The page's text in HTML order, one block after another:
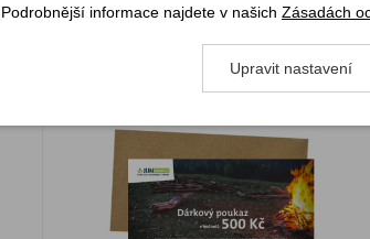
Dárkový @ poukaz 500 Kč
Podrobnější informace najdete v našich Zásadách
Upravit nastavení